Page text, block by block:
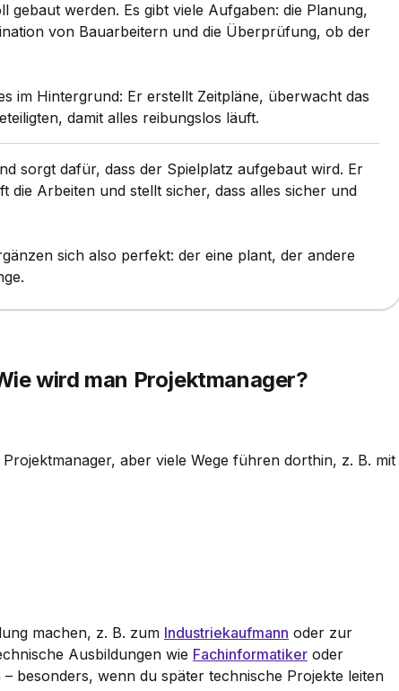
gebaut werden. Es gibt viele Aufgaben: die Planung,
von Bauarbeitern und die Überprüfung, ob der
im Hintergrund: Er erstellt Zeitpläne, überwacht das
damit alles reibungslos läuft.
sorgt dafür, dass der Spielplatz aufgebaut wird. Er
die Arbeiten und stellt sicher, dass alles sicher und
sich also perfekt: der eine plant, der andere
wird man Projektmanager?
aber viele Wege führen dorthin, z. B. mit
machen, z. B. zum Industriekaufmann oder zur
Ausbildungen wie Fachinformatiker oder
– besonders, wenn du später technische Projekte leiten